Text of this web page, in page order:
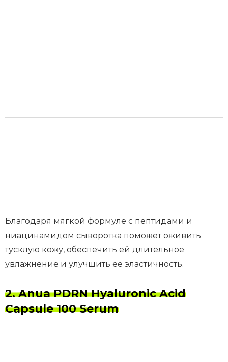
Благодаря мягкой формуле с пептидами и
ниацинамидом сыворотка поможет оживить
тусклую кожу, обеспечить ей длительное
увлажнение и улучшить её эластичность.
2. Anua PDRN Hyaluronic Acid
Capsule 100 Serum